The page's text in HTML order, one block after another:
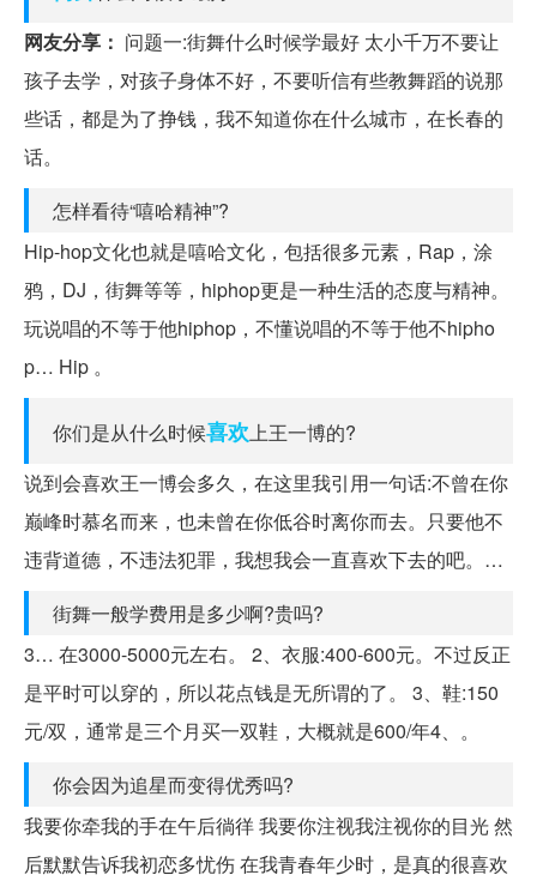
网友分享： 问题一:街舞什么时候学最好 太小千万不要让
孩子去学，对孩子身体不好，不要听信有些教舞蹈的说那
些话，都是为了挣钱，我不知道你在什么城市，在长春的
话。
怎样看待“嘻哈精神”?
Hip-hop文化也就是嘻哈文化，包括很多元素，Rap，涂
鸦，DJ，街舞等等，hiphop更是一种生活的态度与精神。
玩说唱的不等于他hiphop，不懂说唱的不等于他不hipho
p… Hip 。
你们是从什么时候喜欢上王一博的?
说到会喜欢王一博会多久，在这里我引用一句话:不曾在你
巅峰时慕名而来，也未曾在你低谷时离你而去。只要他不
违背道德，不违法犯罪，我想我会一直喜欢下去的吧。…
街舞一般学费用是多少啊?贵吗?
3… 在3000-5000元左右。 2、衣服:400-600元。不过反正
是平时可以穿的，所以花点钱是无所谓的了。 3、鞋:150
元/双，通常是三个月买一双鞋，大概就是600/年4、。
你会因为追星而变得优秀吗?
我要你牵我的手在午后徜徉 我要你注视我注视你的目光 然
后默默告诉我初恋多忧伤 在我青春年少时，是真的很喜欢